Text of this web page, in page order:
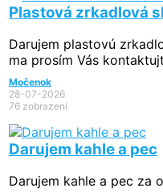
Plastová zrkadlová
Darujem plastovú
ma prosím Vás
Močenok
28-07-2026
76 zobrazení
Darujem kahle a pec
Darujem kahle a pec za